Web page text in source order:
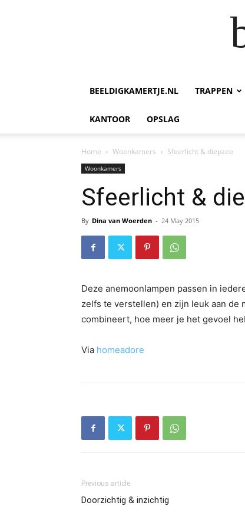
BEELDIGKAMERTJE.NL TRAPPEN
KANTOOR OPSLAG
Home Woonkamers Sfeerlicht & diepzee
Woonkamers
Sfeerlicht &
By Dina van Woerden - 24 May 2015
Deze anemoonlampen passen in
zelfs te verstellen) en zijn leuk aan de
combineert, hoe meer je het gevoel
Via homeadore
Previous article
Doorzichtig & inzichtig